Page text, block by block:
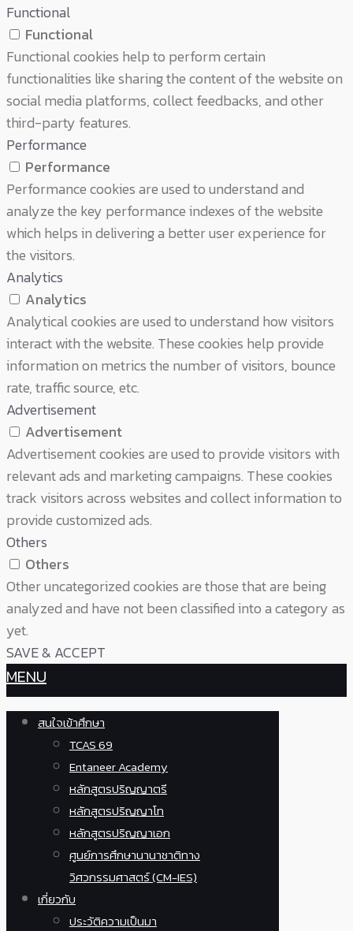
Functional
Functional
Functional cookies help to perform certain
functionalities like sharing the content of the website on
social media platforms, collect feedbacks, and other
third-party features.
Performance
Performance
Performance cookies are used to understand and
analyze the key performance indexes of the website
which helps in delivering a better user experience for
the visitors.
Analytics
Analytics
Analytical cookies are used to understand how visitors
interact with the website. These cookies help provide
information on metrics the number of visitors, bounce
rate, traffic source, etc.
Advertisement
Advertisement
Advertisement cookies are used to provide visitors with
relevant ads and marketing campaigns. These cookies
track visitors across websites and collect information to
provide customized ads.
Others
Others
Other uncategorized cookies are those that are being
analyzed and have not been classified into a category as
yet.
SAVE & ACCEPT
MENU
สนใจเข้าศึกษา
TCAS 69
Entaneer Academy
หลักสูตรปริญญาตรี
หลักสูตรปริญญาโท
หลักสูตรปริญญาเอก
ศูนย์การศึกษานานาชาติทาง
วิศวกรรมศาสตร์ (CM-IES)
เกี่ยวกับ
ประวัติความเป็นมา